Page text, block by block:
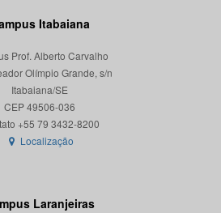
Itabaiana
Prof. Alberto Carvalho
Olímpio Grande, s/n
Itabaiana/SE
CEP 49506-036
Localização
Laranjeiras